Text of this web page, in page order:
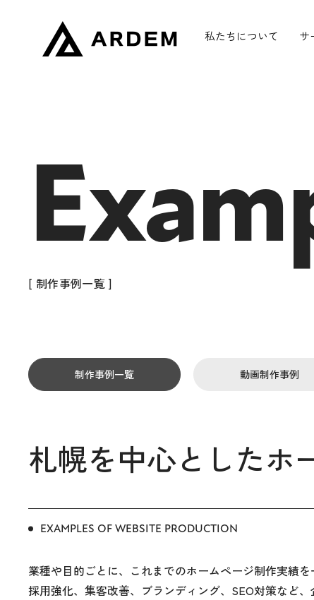
私たちについて サ
[ 制作事例一覧 ]
制作事例一覧 動画制作事例
札幌を中心としたホ
EXAMPLES OF WEBSITE PRODUCTION
業種や目的ごとに、これまでのホームページ制作実績
採用強化、集客改善、ブランディング、SEO対策など